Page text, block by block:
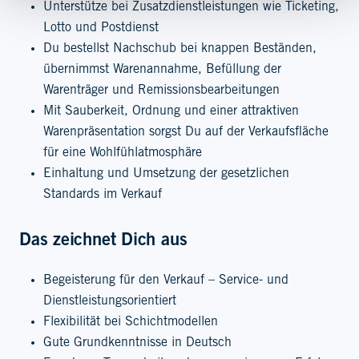
Unterstütze bei Zusatzdienstleistungen wie Ticketing,
Lotto und Postdienst
Du bestellst Nachschub bei knappen Beständen,
übernimmst Warenannahme, Befüllung der
Warenträger und Remissionsbearbeitungen
Mit Sauberkeit, Ordnung und einer attraktiven
Warenpräsentation sorgst Du auf der Verkaufsfläche
für eine Wohlfühlatmosphäre
Einhaltung und Umsetzung der gesetzlichen
Standards im Verkauf
Das zeichnet Dich aus
Begeisterung für den Verkauf – Service- und
Dienstleistungsorientiert
Flexibilität bei Schichtmodellen
Gute Grundkenntnisse in Deutsch